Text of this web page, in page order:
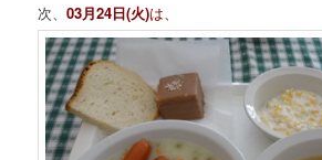
次、03月24日(火)は、